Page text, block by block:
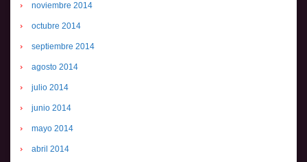
noviembre 2014
octubre 2014
septiembre 2014
agosto 2014
julio 2014
junio 2014
mayo 2014
abril 2014